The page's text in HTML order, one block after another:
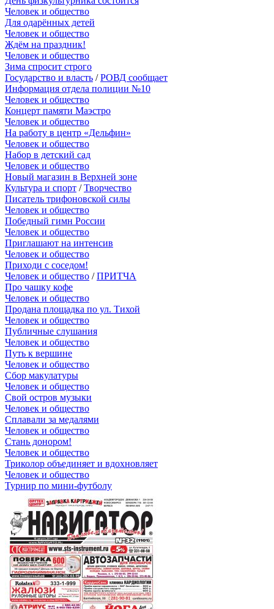
Человек и общество
Для одарённых детей
Человек и общество
Ждём на праздник!
Человек и общество
Зима спросит строго
Государство и власть /РОВД сообщает
Информация отдела полиции №10
Человек и общество
Концерт памяти Маэстро
Человек и общество
На работу в центр «Дельфин»
Человек и общество
Набор в детский сад
Человек и общество
Новый магазин в Верхней зоне
Культура и спорт /Творчество
Писатель трифоновской силы
Человек и общество
Победный гимн России
Человек и общество
Приглашают на интенсив
Человек и общество
Приходи с соседом!
Человек и общество /ПРИТЧА
Про чашку кофе
Человек и общество
Продана площадка по ул. Тихой
Человек и общество
Публичные слушания
Человек и общество
Путь к вершине
Человек и общество
Сбор макулатуры
Человек и общество
Свой остров музыки
Человек и общество
Сплавали за медалями
Человек и общество
Стань донором!
Человек и общество
Триколор объединяет и вдохновляет
Человек и общество
Турнир по мини-футболу